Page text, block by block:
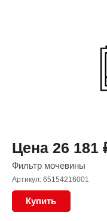
Цена 26 181
Фильтр мочевины
Артикул: 65154216001
Купить